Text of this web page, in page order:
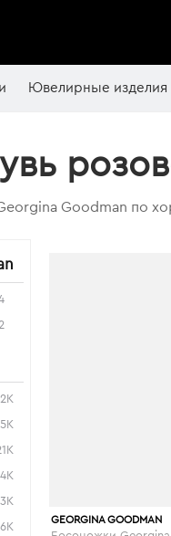
Ювелирные изделия
Goodman по
2
4K
3K
kupivip.ru
GEORGINA GOODMAN